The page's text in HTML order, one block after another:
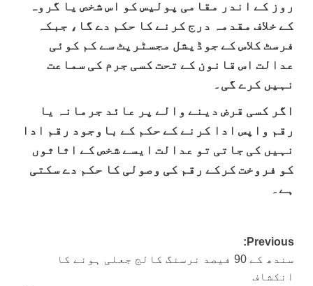
روز کے اندر مقامی پولیس کو اس شخص یا گروہ
کے خلاف مقدمہ درج کرنے کا حکم دے گا، جبکہ
فرسٹ کلاس کے جوڈیشل مجسٹریٹ سے کم کوئی
عدالت اس قانون کے تحت کسی جرم کی سماعت
نہیں کرے گی۔
اگر کسی قرض دینے والے پر عائد جرمانہ یا
رقم واپس ادا کرنے کے حکم کے باوجود رقم ادا
نہیں کی جاتی تو عدالت ایسے شخص کے اثاثوں
کو فروخت کرکے رقم کی وصولی کا حکم دے سکتی
ہے۔
Post
navigation
Previous:
سندھ کے 90 فیصد نرسنگ کالج جعلی ہونے کا
انکشاف